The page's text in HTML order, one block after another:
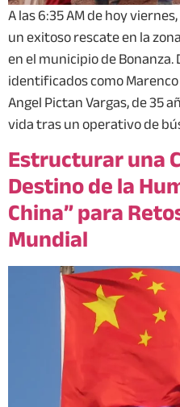
A las 6:35 AM de hoy
un exitoso rescate en la
en el municipio de
identificados como
Angel Pictan Vargas, de 35
vida tras un operativo de
Estructurar una
Destino de la
China” para
Mundial